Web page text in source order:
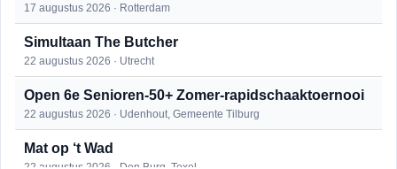
17 augustus 2026 · Rotterdam
Simultaan The Butcher
22 augustus 2026 · Utrecht
Open 6e Senioren-50+ Zomer-rapidschaaktoernooi
22 augustus 2026 · Udenhout, Gemeente Tilburg
Mat op ‘t Wad